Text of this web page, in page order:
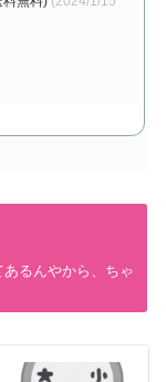
あるんやから、ちゃ